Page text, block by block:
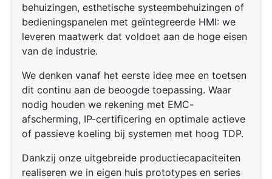
behuizingen, esthetische systeembehuizingen of
bedieningspanelen met geïntegreerde HMI: we
leveren maatwerk dat voldoet aan de hoge eisen
van de industrie.
We denken vanaf het eerste idee mee en toetsen
dit continu aan de beoogde toepassing. Waar
nodig houden we rekening met EMC-
afscherming, IP-certificering en optimale actieve
of passieve koeling bij systemen met hoog TDP.
Dankzij onze uitgebreide productiecapaciteiten
realiseren we in eigen huis prototypes en series